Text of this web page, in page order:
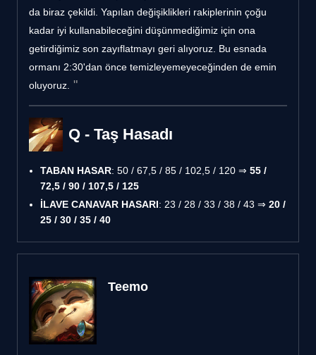
da biraz çekildi. Yapılan değişiklikleri rakiplerinin çoğu
kadar iyi kullanabileceğini düşünmediğimiz için ona
getirdiğimiz son zayıflatmayı geri alıyoruz. Bu esnada
ormanı 2:30'dan önce temizleyemeyeceğinden de emin
oluyoruz.
Q - Taş Hasadı
TABAN HASAR: 50 / 67,5 / 85 / 102,5 / 120 ⇒ 55 /
72,5 / 90 / 107,5 / 125
İLAVE CANAVAR HASARI: 23 / 28 / 33 / 38 / 43 ⇒ 20 /
25 / 30 / 35 / 40
Teemo